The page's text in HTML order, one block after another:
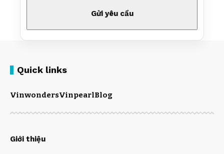
Quick links
VinwondersVinpearlBlog
Giới thiệu